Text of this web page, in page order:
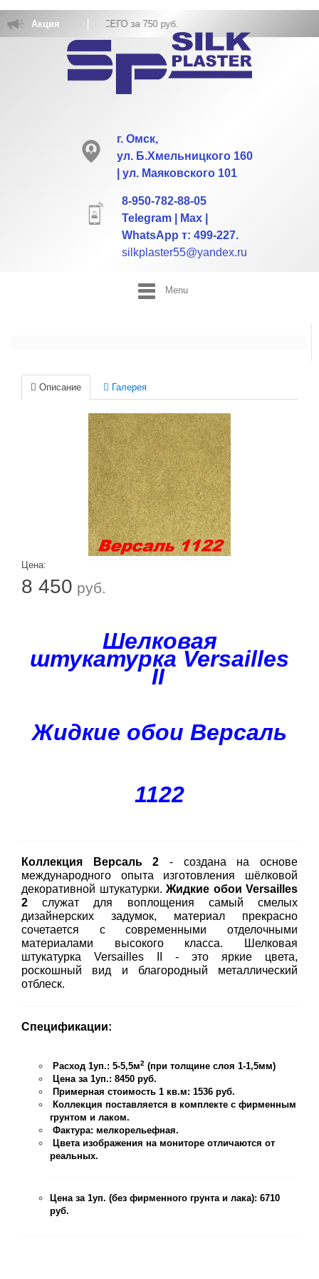
Акция
НА 5 кв.м ВСЕГО за 750 руб.
г. Омск,
ул. Б.Хмельницкого 160
| ул. Маяковского 101
8-950-782-88-05
Telegram | Max |
WhatsApp т: 499-227.
silkplaster55@yandex.ru
Menu
Описание Галерея
Цена:
8 450 руб.
Шелковая
штукатурка Versailles
II
Жидкие обои Версаль
1122
Коллекция Версаль 2 - создана на основе
международного опыта изготовления шёлковой
декоративной штукатурки. Жидкие обои Versailles
2 служат для воплощения самый смелых
дизайнерских задумок, материал прекрасно
сочетается с современными отделочными
материалами высокого класса. Шелковая
штукатурка Versailles II - это яркие цвета,
роскошный вид и благородный металлический
отблеск.
Спецификации:
Расход 1уп.: 5-5,5м2 (при толщине слоя 1-1,5мм)
Цена за 1уп.: 8450 руб.
Примерная стоимость 1 кв.м: 1536 руб.
Коллекция поставляется в комплекте с фирменным
грунтом и лаком.
Фактура: мелкорельефная.
Цвета изображения на мониторе отличаются от
реальных.
Цена за 1уп. (без фирменного грунта и лака): 6710
руб.